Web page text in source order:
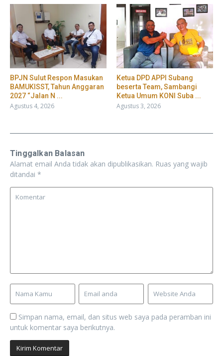
BPJN Sulut Respon Masukan
BAMUKISST, Tahun Anggaran
2027 “Jalan N ...
Agustus 4, 2026
Ketua DPD APPI Subang
beserta Team, Sambangi
Ketua Umum KONI Suba ...
Agustus 3, 2026
Tinggalkan Balasan
Alamat email Anda tidak akan dipublikasikan. Ruas yang wajib
ditandai *
Simpan nama, email, dan situs web saya pada peramban ini
untuk komentar saya berikutnya.